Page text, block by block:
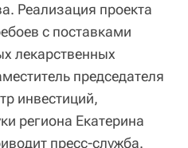
Реализация проекта
с поставками
лекарственных
председателя
инвестиций,
региона Екатерина
пресс-служба.